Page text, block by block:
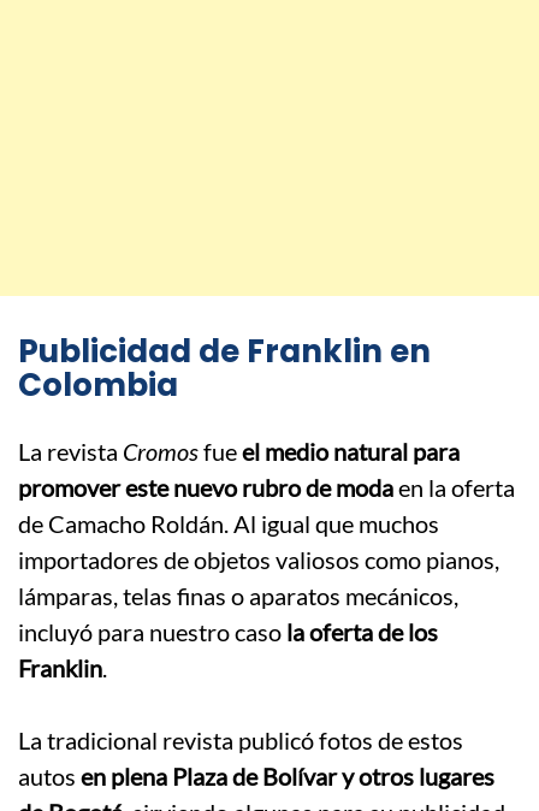
Publicidad de Franklin en
Colombia
La revista Cromosfueel medio natural para
promover este nuevo rubro de modaen la oferta
de Camacho Roldán. Al igual que muchos
importadores de objetos valiosos como pianos,
lámparas, telas finas o aparatos mecánicos,
incluyó para nuestro caso la oferta de los
Franklin.
La tradicional revista publicó fotos de estos
autos en plena Plaza de Bolívar y otros lugares